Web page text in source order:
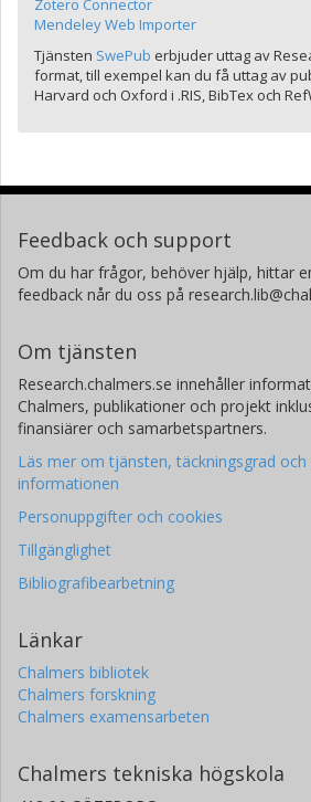
Zotero Connector
Mendeley Web Importer
Tjänsten SwePub erbjuder uttag av
format, till exempel kan du få uttag av
Harvard och Oxford i .RIS, BibTex och
Feedback och support
Om du har frågor, behöver hjälp, hittar
feedback når du oss på
Om tjänsten
Research.chalmers.se innehåller
Chalmers, publikationer och projekt
finansiärer och samarbetspartners.
Läs mer om tjänsten, täckningsgrad och
informationen
Personuppgifter och cookies
Tillgänglighet
Bibliografibearbetning
Länkar
Chalmers bibliotek
Chalmers forskning
Chalmers examensarbeten
Chalmers tekniska högskola